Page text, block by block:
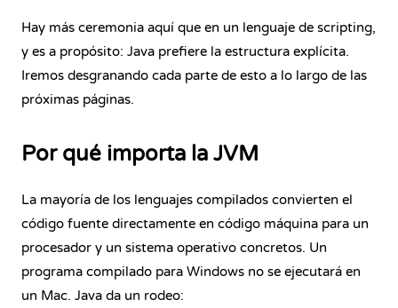
Hay más ceremonia aquí que en un lenguaje de scripting,
y es a propósito: Java prefiere la estructura explícita.
Iremos desgranando cada parte de esto a lo largo de las
próximas páginas.
Por qué importa la JVM
La mayoría de los lenguajes compilados convierten el
código fuente directamente en código máquina para un
procesador y un sistema operativo concretos. Un
programa compilado para Windows no se ejecutará en
un Mac. Java da un rodeo: